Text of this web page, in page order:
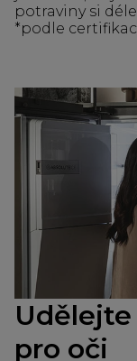
potraviny si
*podle
pro oči